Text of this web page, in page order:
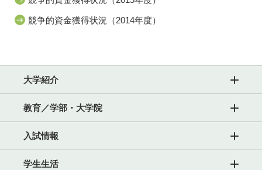
競争的資金獲得状況（2014年度）
大学紹介
教育／学部・大学院
入試情報
学生生活